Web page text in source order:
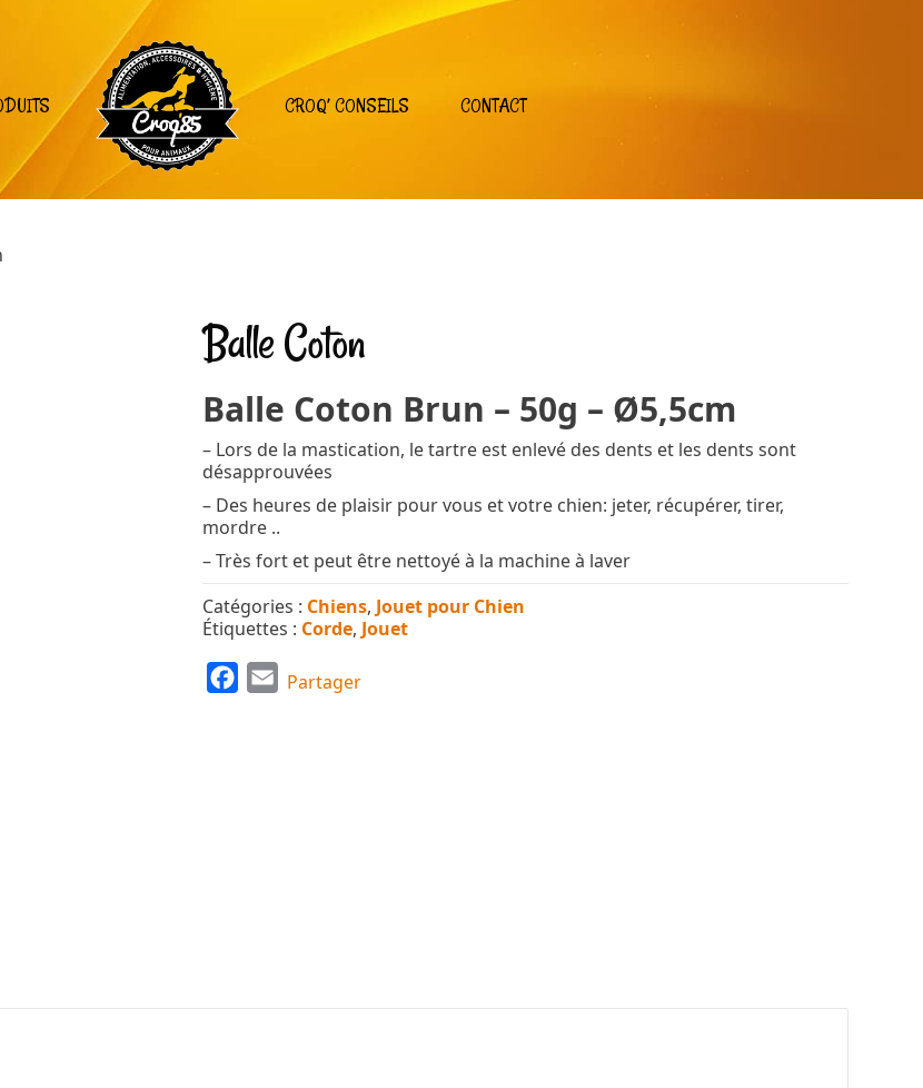
CROQ’ CONSEILS CONTACT
Balle Coton
Balle Coton Brun – 50g – Ø5,5cm
– Lors de la mastication, le tartre est enlevé des dents et les dents sont
désapprouvées
– Des heures de plaisir pour vous et votre chien: jeter, récupérer, tirer,
mordre ..
– Très fort et peut être nettoyé à la machine à laver
Catégories : Chiens, Jouet pour Chien
Étiquettes : Corde, Jouet
EPartager